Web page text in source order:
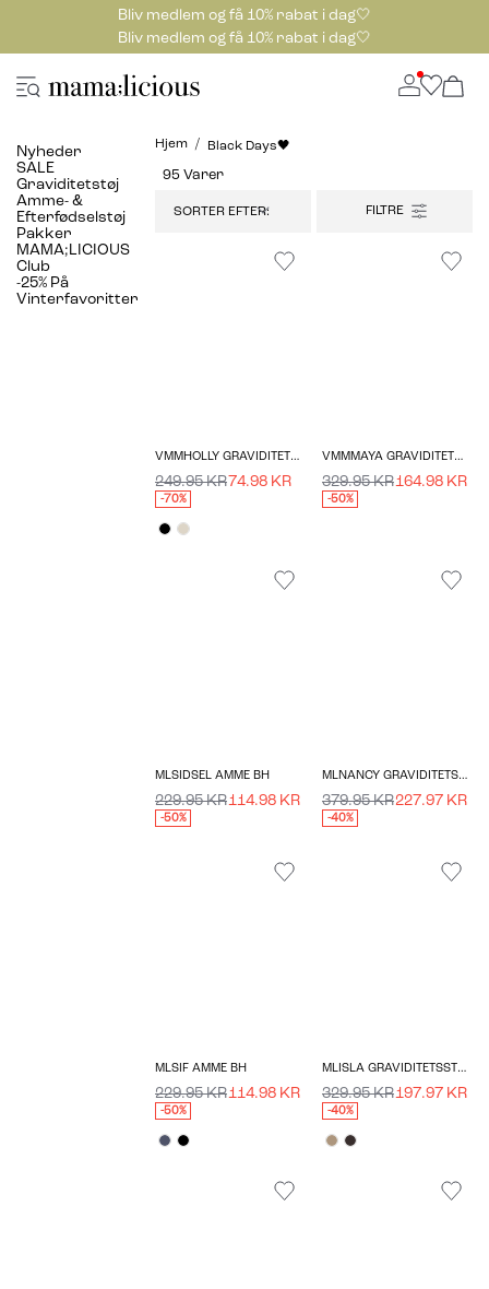
Bliv medlem og få 10% rabat i dag🤍
Bliv medlem og få 10% rabat i dag🤍
Nyheder
SALE
Graviditetstøj
Amme- &
Efterfødselstøj
Pakker
MAMA;LICIOUS
Club
-25% På
Vinterfavoritter
Hjem Black Days🖤
95 Varer
SORTER EFTER:
VMMHOLLY GRAVIDITETSSTRIKTRØJE
249.95 KR 74.98 KR
-70%
VMMMAYA GRAVIDITETSBUKSER
329.95 KR164.98 KR
-50%
MLSIDSEL AMME BH
229.95 KR114.98 KR
-50%
MLNANCY GRAVIDITETSKJOLE
379.95 KR227.97 KR
-40%
MLSIF AMME BH
229.95 KR114.98 KR
-50%
MLISLA GRAVIDITETSSTRIKTRØJE
329.95 KR197.97 KR
-40%